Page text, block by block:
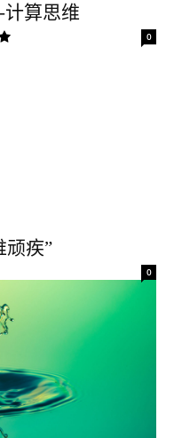
算思维
0
顽疾”
0